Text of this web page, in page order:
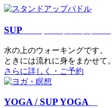
SUP
⽔の上のウォーキングです。
ときには流れに身をまかせて。
さらに詳しく・ご予約
YOGA / SUP YOGA